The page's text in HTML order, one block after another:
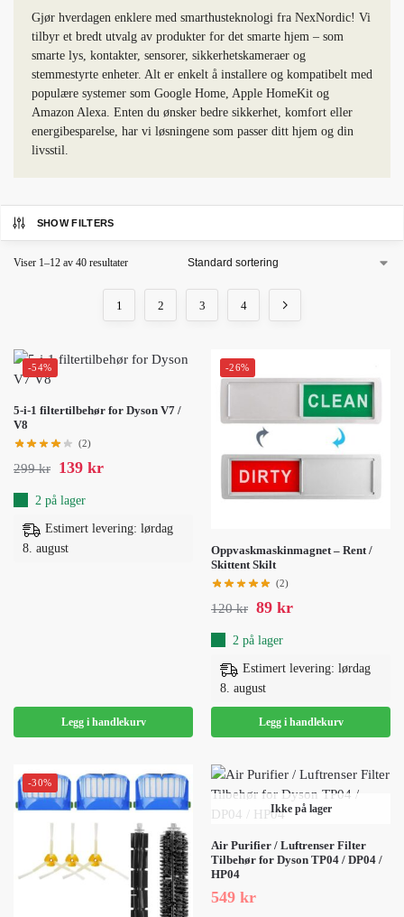
Gjør hverdagen enklere med smarthusteknologi fra NexNordic! Vi
tilbyr et bredt utvalg av produkter for det smarte hjem – som
smarte lys, kontakter, sensorer, sikkerhetskameraer og
stemmestyrte enheter. Alt er enkelt å installere og kompatibelt med
populære systemer som Google Home, Apple HomeKit og
Amazon Alexa. Enten du ønsker bedre sikkerhet, komfort eller
energibesparelse, har vi løsningene som passer ditt hjem og din
livsstil.
SHOW FILTERS
Viser 1–12 av 40 resultater
1 2 3 4
-54%
5-i-1 filtertilbehør for Dyson V7 /
V8
(2)
299kr 139 kr
2 på lager
Estimert levering: lørdag
8. august
Legg i handlekurv
-26%
Oppvaskmaskinmagnet – Rent /
Skittent Skilt
(2)
120kr 89 kr
2 på lager
Estimert levering: lørdag
8. august
Legg i handlekurv
-30%
Ikke på lager
Air Purifier / Luftrenser Filter
Tilbehør for Dyson TP04 / DP04 /
HP04
549 kr